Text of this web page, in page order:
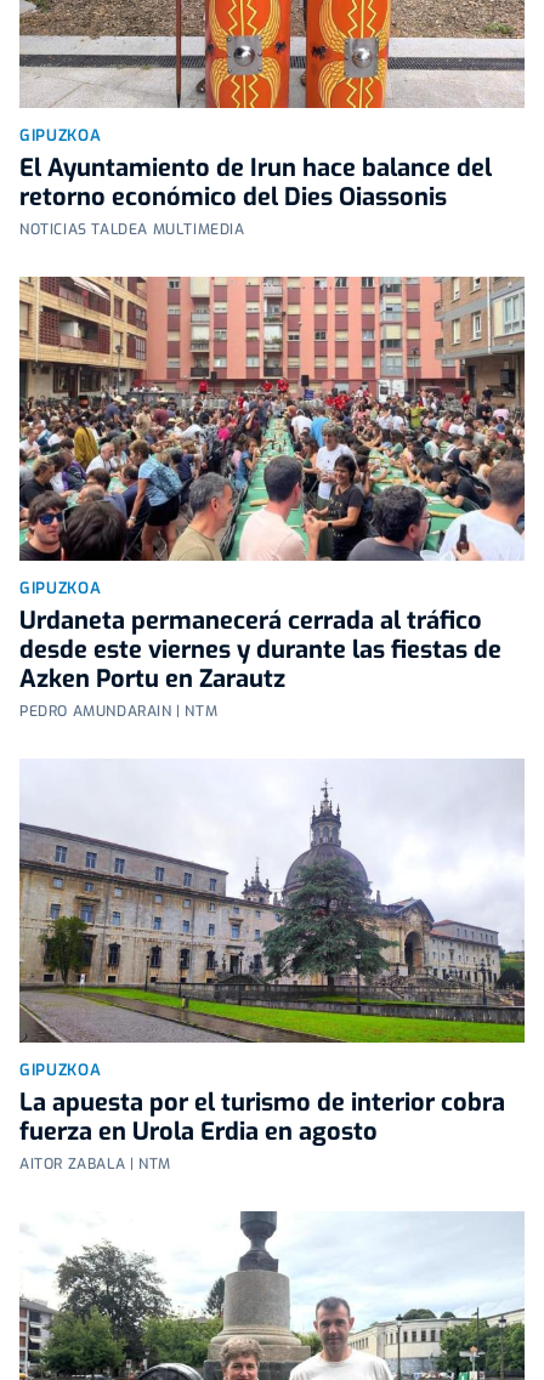
GIPUZKOA
El Ayuntamiento de Irun hace balance del
retorno económico del Dies Oiassonis
NOTICIAS TALDEA MULTIMEDIA
GIPUZKOA
Urdaneta permanecerá cerrada al tráfico
desde este viernes y durante las fiestas de
Azken Portu en Zarautz
PEDRO AMUNDARAIN | NTM
GIPUZKOA
La apuesta por el turismo de interior cobra
fuerza en Urola Erdia en agosto
AITOR ZABALA | NTM